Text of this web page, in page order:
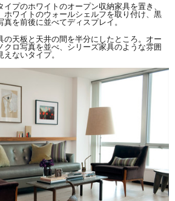
プのホワイトのオープン収納家具を置き、
ホワイトのウォールシェルフを取り付け、黒
を前後に並べてディスプレイ。
の天板と天井の間を半分にしたところ。オー
クロ写真を並べ、シリーズ家具のような雰囲
ないタイプ。